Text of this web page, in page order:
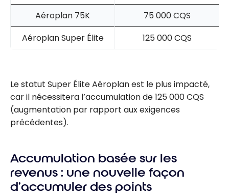
Aéroplan 75K
75 000 CQS
Aéroplan Super Élite
125 000 CQS
Le statut Super Élite Aéroplan est le plus impacté,
car il nécessitera l’accumulation de 125 000 CQS
(augmentation par rapport aux exigences
précédentes).
Accumulation basée sur les
revenus : une nouvelle façon
d’accumuler des points